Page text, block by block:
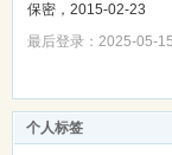
保密，2015-02-23
最后登录：2025-05-15
个人标签